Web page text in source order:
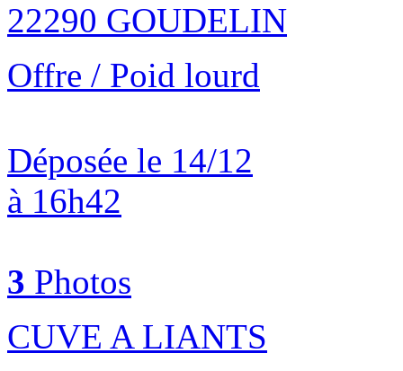
22290 GOUDELIN
Offre / Poid lourd
Déposée le 14/12
à 16h42
3 Photos
CUVE A LIANTS